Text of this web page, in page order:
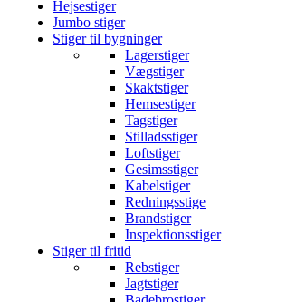
Hejsestiger
Jumbo stiger
Stiger til bygninger
Lagerstiger
Vægstiger
Skaktstiger
Hemsestiger
Tagstiger
Stilladsstiger
Loftstiger
Gesimsstiger
Kabelstiger
Redningsstige
Brandstiger
Inspektionsstiger
Stiger til fritid
Rebstiger
Jagtstiger